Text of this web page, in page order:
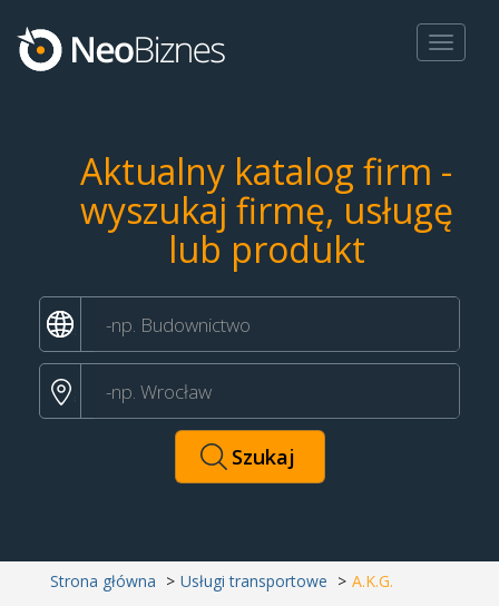
Toggle
Aktualny katalog firm -
wyszukaj firmę, usługę
lub produkt
Strona główna Usługi transportowe A.K.G.